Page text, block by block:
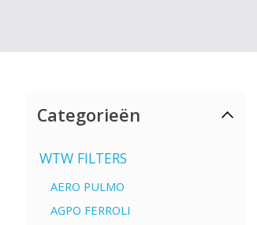
Categorieën
WTW FILTERS
AERO PULMO
AGPO FERROLI